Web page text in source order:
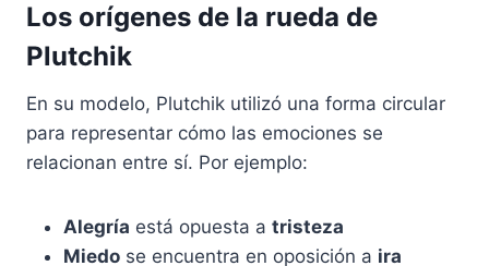
Los orígenes de la rueda de
Plutchik
En su modelo, Plutchik utilizó una forma circular
para representar cómo las emociones se
relacionan entre sí. Por ejemplo:
Alegría está opuesta a tristeza
Miedo se encuentra en oposición a ira